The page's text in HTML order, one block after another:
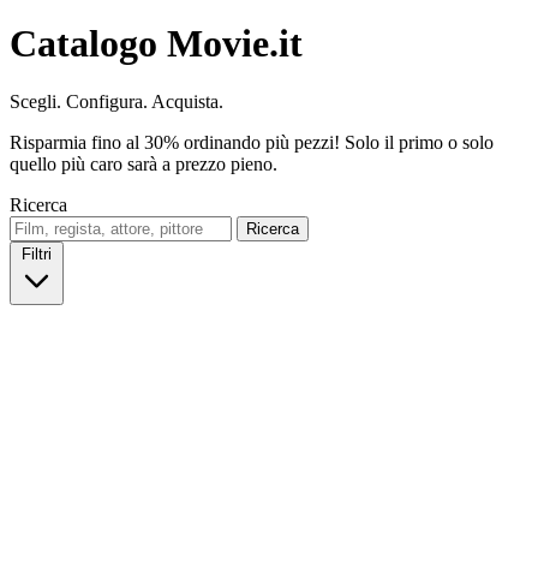
Catalogo Movie.it
Scegli. Configura. Acquista.
Risparmia fino al 30% ordinando più pezzi! Solo il primo o solo
quello più caro sarà a prezzo pieno.
Ricerca
Ricerca
Filtri